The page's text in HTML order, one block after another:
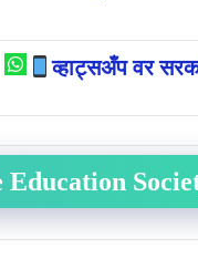
व्हाट्सअँप वर
Education